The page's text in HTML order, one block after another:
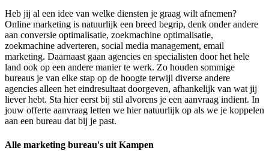
Heb jij al een idee van welke diensten je graag wilt afnemen?
Online marketing is natuurlijk een breed begrip, denk onder andere
aan conversie optimalisatie, zoekmachine optimalisatie,
zoekmachine adverteren, social media management, email
marketing. Daarnaast gaan agencies en specialisten door het hele
land ook op een andere manier te werk. Zo houden sommige
bureaus je van elke stap op de hoogte terwijl diverse andere
agencies alleen het eindresultaat doorgeven, afhankelijk van wat jij
liever hebt. Sta hier eerst bij stil alvorens je een aanvraag indient. In
jouw offerte aanvraag letten we hier natuurlijk op als we je koppelen
aan een bureau dat bij je past.
Alle marketing bureau's uit Kampen